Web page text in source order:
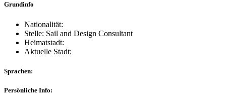
Grundinfo
Nationalität:
Stelle: Sail and Design Consultant
Heimatstadt:
Aktuelle Stadt:
Sprachen:
Persönliche Info: